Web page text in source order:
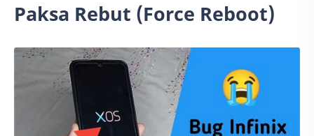
Paksa Rebut (Force Reboot)